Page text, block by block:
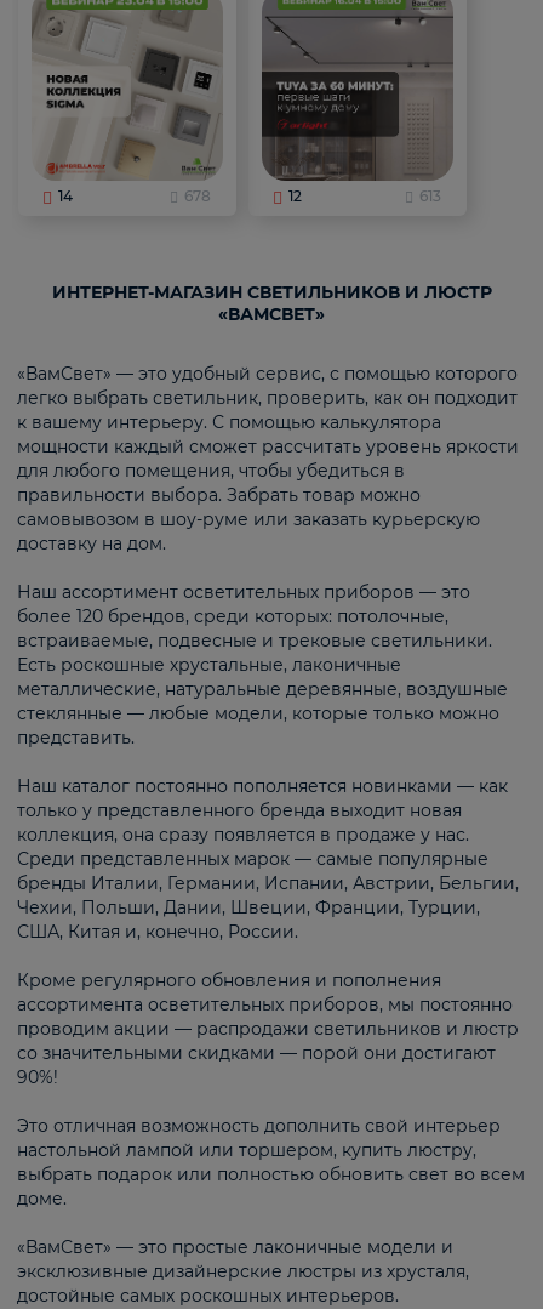
14 678 12 613
ИНТЕРНЕТ-МАГАЗИН СВЕТИЛЬНИКОВ И ЛЮСТР
«ВАМСВЕТ»
«ВамСвет» — это удобный сервис, с помощью которого
легко выбрать светильник, проверить, как он подходит
к вашему интерьеру. С помощью калькулятора
мощности каждый сможет рассчитать уровень яркости
для любого помещения, чтобы убедиться в
правильности выбора. Забрать товар можно
самовывозом в шоу-руме или заказать курьерскую
доставку на дом.
Наш ассортимент осветительных приборов — это
более 120 брендов, среди которых: потолочные,
встраиваемые, подвесные и трековые светильники.
Есть роскошные хрустальные, лаконичные
металлические, натуральные деревянные, воздушные
стеклянные — любые модели, которые только можно
представить.
Наш каталог постоянно пополняется новинками — как
только у представленного бренда выходит новая
коллекция, она сразу появляется в продаже у нас.
Среди представленных марок — самые популярные
бренды Италии, Германии, Испании, Австрии, Бельгии,
Чехии, Польши, Дании, Швеции, Франции, Турции,
США, Китая и, конечно, России.
Кроме регулярного обновления и пополнения
ассортимента осветительных приборов, мы постоянно
проводим акции — распродажи светильников и люстр
со значительными скидками — порой они достигают
90%!
Это отличная возможность дополнить свой интерьер
настольной лампой или торшером, купить люстру,
выбрать подарок или полностью обновить свет во всем
доме.
«ВамСвет» — это простые лаконичные модели и
эксклюзивные дизайнерские люстры из хрусталя,
достойные самых роскошных интерьеров.